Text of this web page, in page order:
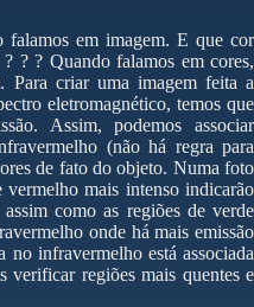
falamos em imagem. E que cor
? ? Quando falamos em cores,
Para criar uma imagem feita a
eletromagnético, temos que
Assim, podemos associar
(não há regra para
de fato do objeto. Numa foto
mais intenso indicarão
como as regiões de verde
onde há mais emissão
no infravermelho está associada
verificar regiões mais quentes e